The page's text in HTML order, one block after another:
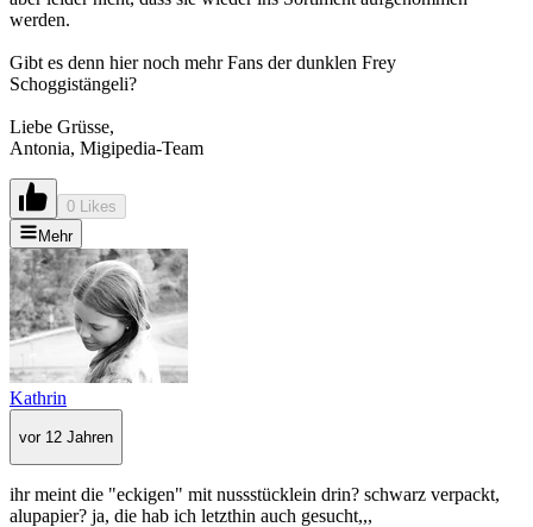
werden.
Gibt es denn hier noch mehr Fans der dunklen Frey
Schoggistängeli?
Liebe Grüsse,
Antonia, Migipedia-Team
0 Likes
Mehr
Kathrin
vor 12 Jahren
ihr meint die "eckigen" mit nussstücklein drin? schwarz verpackt,
alupapier? ja, die hab ich letzthin auch gesucht,,,